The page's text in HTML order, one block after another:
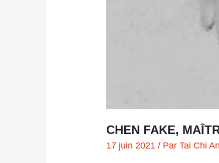
CHEN FAKE,
17 juin 2021/ ParTai Chi